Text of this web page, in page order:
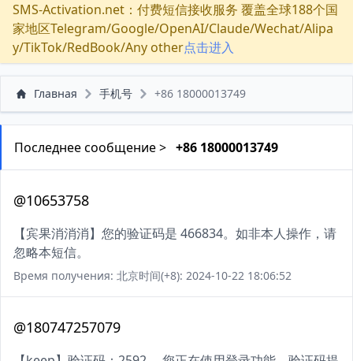
SMS-Activation.net：付费短信接收服务 覆盖全球188个国
家地区Telegram/Google/OpenAI/Claude/Wechat/Alipa
y/TikTok/RedBook/Any other点击进入
Главная 手机号 +86 18000013749
Последнее сообщение > +86 18000013749
@10653758
【宾果消消消】您的验证码是 466834。如非本人操作，请
忽略本短信。
Время получения: 北京时间(+8): 2024-10-22 18:06:52
@180747257079